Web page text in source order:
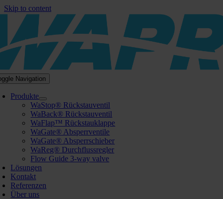
Skip to content
Navigation
Produkte
WaStop® Rückstauventil
WaBack® Rückstauventil
WaFlap™ Rückstauklappe
WaGate® Absperrventile
WaGate® Absperrschieber
WaReg® Durchflussregler
Flow Guide 3-way valve
Lösungen
Kontakt
Referenzen
Über uns